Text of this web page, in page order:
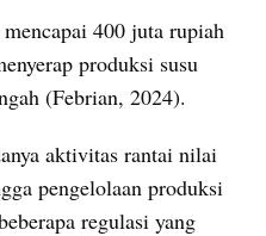
400 juta rupiah
produksi susu
(Febrian, 2024).
aktivitas rantai nilai
pengelolaan produksi
regulasi yang